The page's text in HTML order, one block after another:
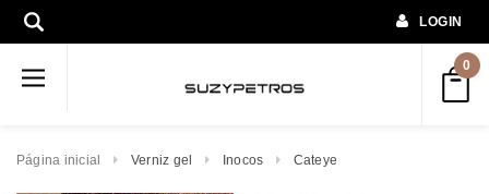
LOGIN
0
Página inicial Verniz gel Inocos Cateye